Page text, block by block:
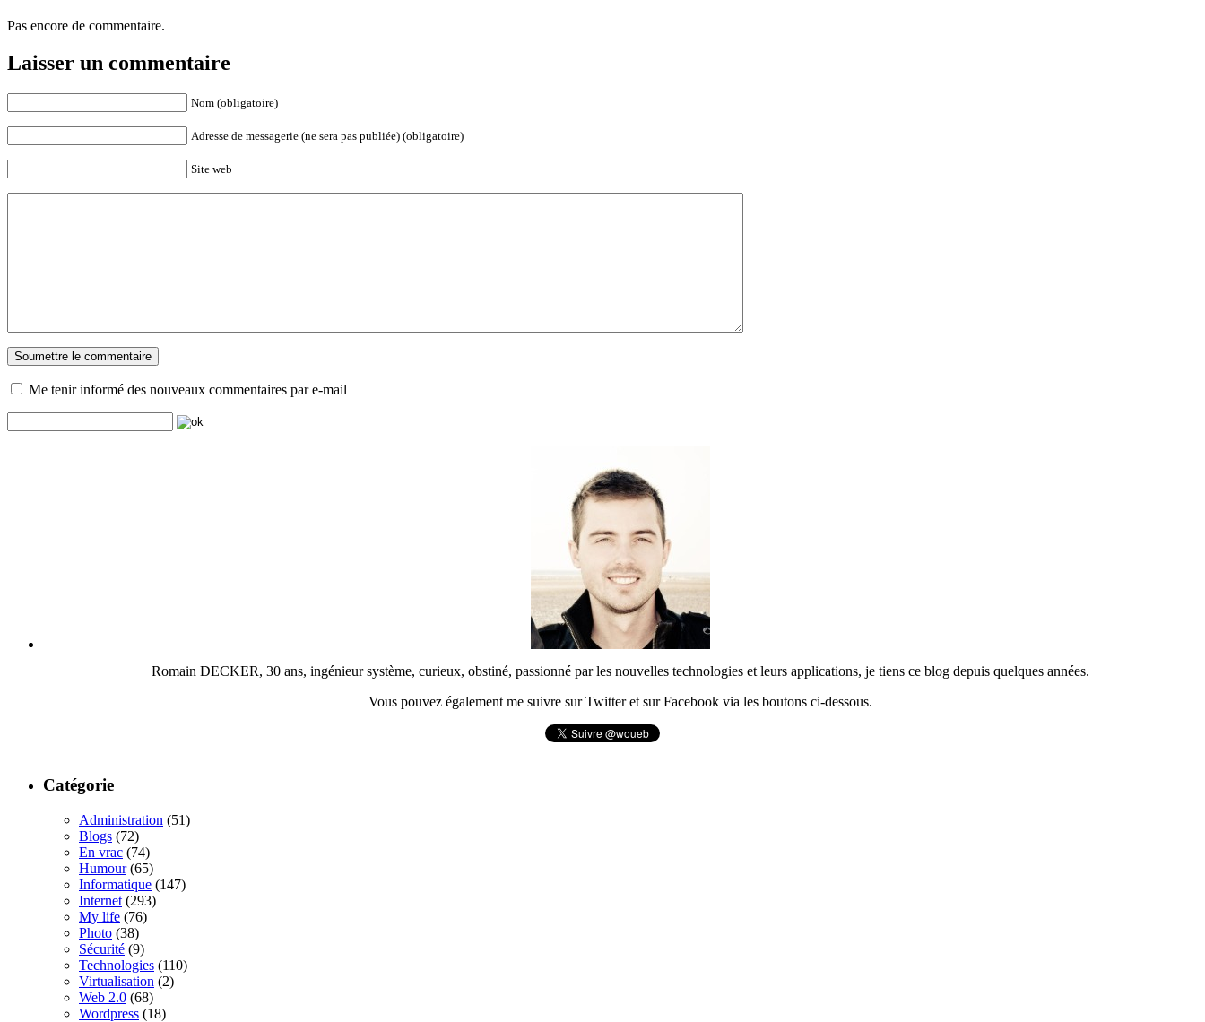
Pas encore de commentaire.
Laisser un commentaire
Nom (obligatoire)
Adresse de messagerie (ne sera pas publiée) (obligatoire)
Site web
Me tenir informé des nouveaux commentaires par e-mail
Romain DECKER, 30 ans, ingénieur système, curieux, obstiné, passionné par les nouvelles technologies et leurs applications, je tiens ce blog depuis quelques années.
Vous pouvez également me suivre sur Twitter et sur Facebook via les boutons ci-dessous.
Catégorie
Administration (51)
Blogs (72)
En vrac (74)
Humour(65)
Informatique (147)
Internet (293)
My life (76)
Photo (38)
Sécurité (9)
Technologies (110)
Virtualisation (2)
Web 2.0 (68)
Wordpress (18)